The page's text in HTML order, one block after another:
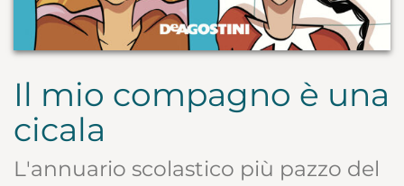
Il mio compagno è una
cicala
L'annuario scolastico più pazzo del